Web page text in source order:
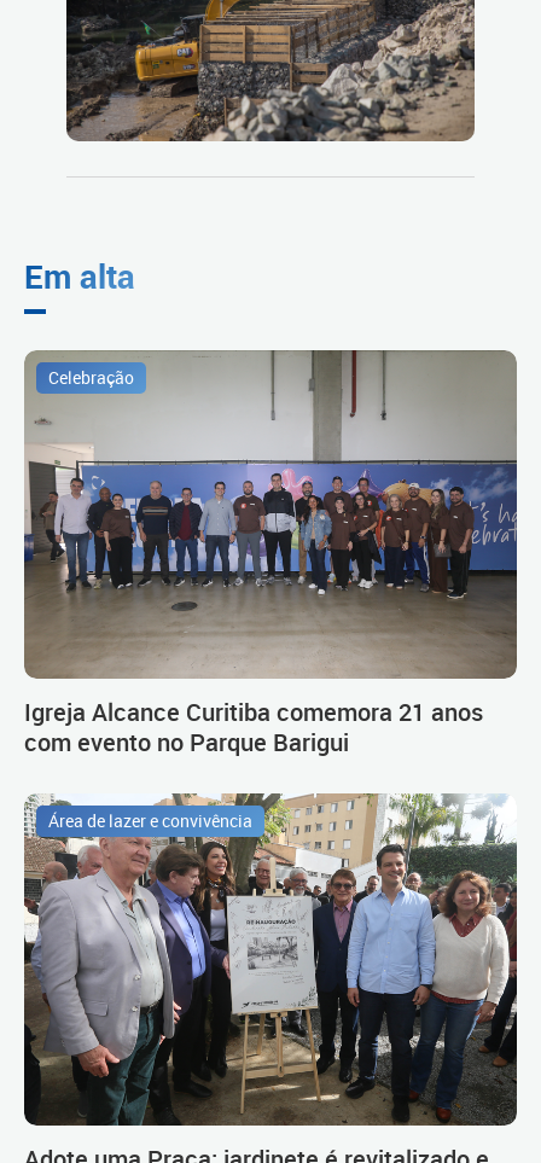
Em alta
Celebração
Igreja Alcance Curitiba comemora 21 anos
com evento no Parque Barigui
Área de lazer e convivência